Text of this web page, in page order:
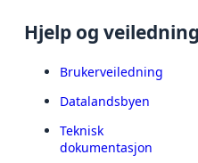
Hjelp og
Brukerveiledning
Datalandsbyen
Teknisk
dokumentasjon